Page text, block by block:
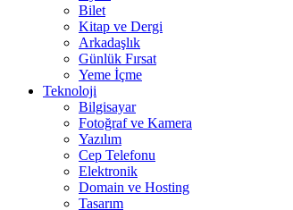
Bilet
Kitap ve Dergi
Arkadaşlık
Günlük Fırsat
Yeme İçme
Teknoloji
Bilgisayar
Fotoğraf ve Kamera
Yazılım
Cep Telefonu
Elektronik
Domain ve Hosting
Tasarım